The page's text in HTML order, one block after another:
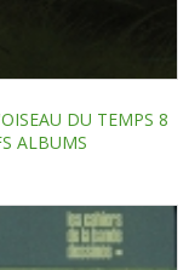
DU TEMPS 8
ALBUMS